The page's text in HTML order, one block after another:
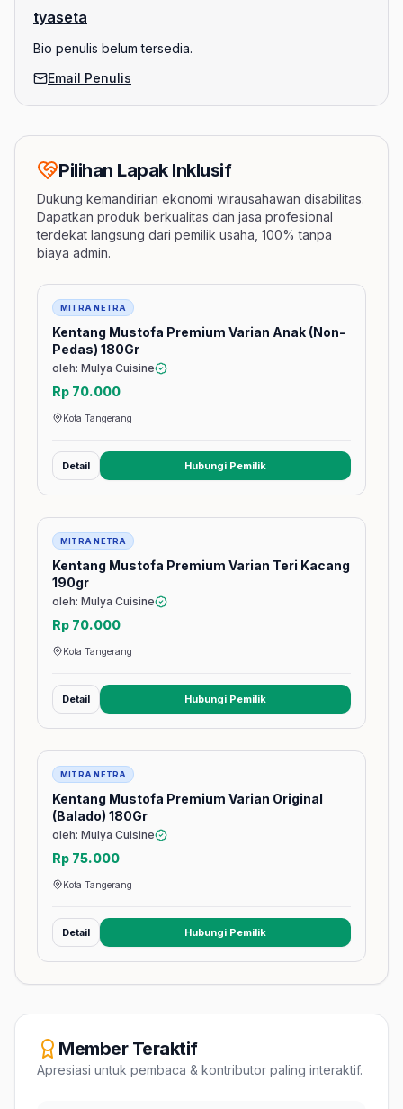
tyaseta
Bio penulis belum tersedia.
Email Penulis
Pilihan Lapak Inklusif
Dukung kemandirian ekonomi wirausahawan disabilitas.
Dapatkan produk berkualitas dan jasa profesional
terdekat langsung dari pemilik usaha, 100% tanpa
biaya admin.
Barang
MITRA NETRA
Kentang Mustofa Premium Varian Anak (Non-
Pedas) 180Gr
oleh: Mulya Cuisine
Rp 70.000
Kota Tangerang
Detail Hubungi Pemilik(membuka tab baru)
Barang
MITRA NETRA
Kentang Mustofa Premium Varian Teri Kacang
190gr
oleh: Mulya Cuisine
Rp 70.000
Kota Tangerang
Detail Hubungi Pemilik(membuka tab baru)
Barang
MITRA NETRA
Kentang Mustofa Premium Varian Original
(Balado) 180Gr
oleh: Mulya Cuisine
Rp 75.000
Kota Tangerang
Detail Hubungi Pemilik(membuka tab baru)
Member Teraktif
Apresiasi untuk pembaca & kontributor paling interaktif.